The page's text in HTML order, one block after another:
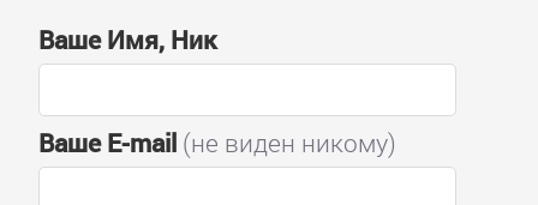
Ваше Имя, Ник
Ваше E-mail(не виден никому)